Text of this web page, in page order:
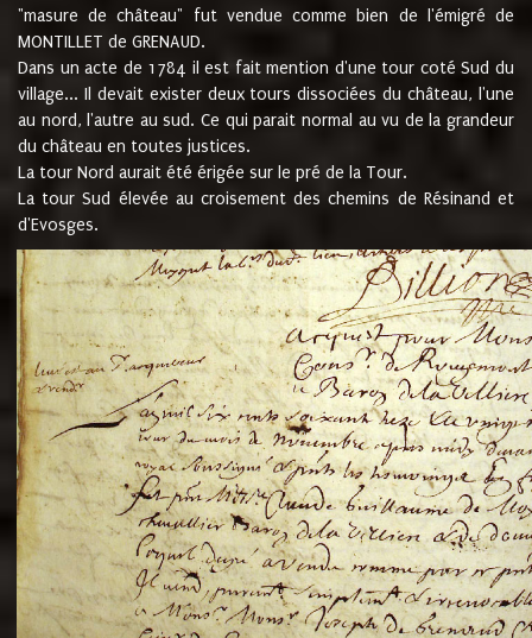
"masure de château" fut vendue comme bien de l'émigré de
MONTILLET de GRENAUD.
Dans un acte de 1784 il est fait mention d'une tour coté Sud du
village... Il devait exister deux tours dissociées du château, l'une
au nord, l'autre au sud. Ce qui parait normal au vu de la grandeur
du château en toutes justices.
La tour Nord aurait été érigée sur le pré de la Tour.
La tour Sud élevée au croisement des chemins de Résinand et
d'Evosges.